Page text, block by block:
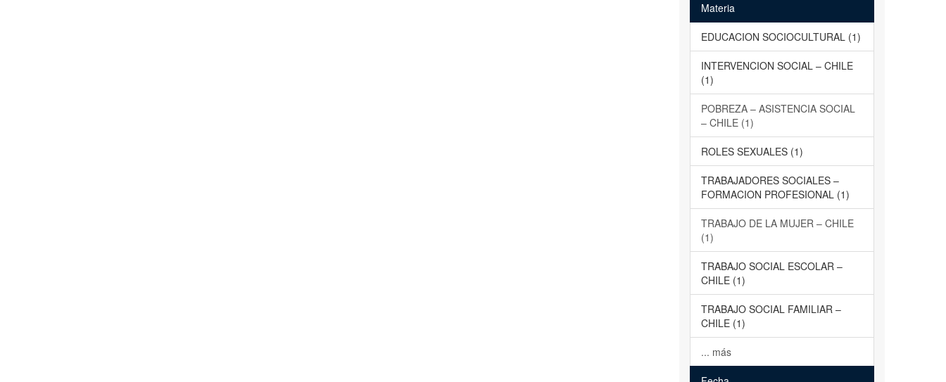
Materia
EDUCACION SOCIOCULTURAL (1)
INTERVENCION SOCIAL – CHILE
(1)
POBREZA – ASISTENCIA SOCIAL
– CHILE (1)
ROLES SEXUALES (1)
TRABAJADORES SOCIALES –
FORMACION PROFESIONAL (1)
TRABAJO DE LA MUJER – CHILE
(1)
TRABAJO SOCIAL ESCOLAR –
CHILE (1)
TRABAJO SOCIAL FAMILIAR –
CHILE (1)
... más